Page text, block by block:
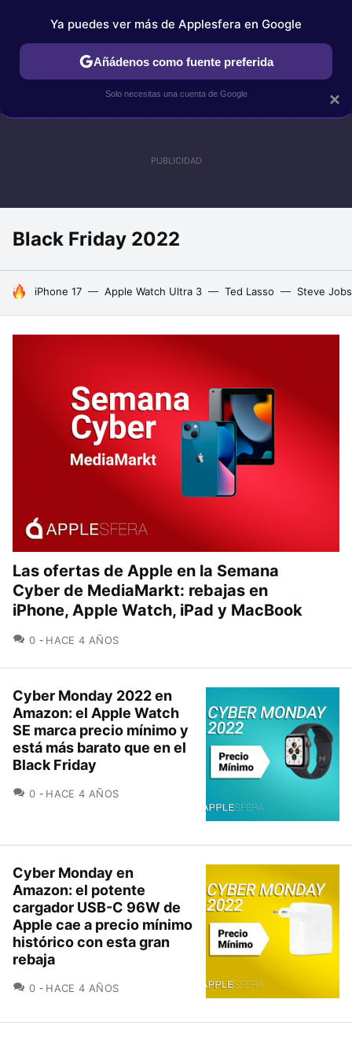
IPHONE TUTORIALES APPLESFERA SELECCIÓN
Black Friday 2022
HOY SE HABLA DE
iPhone 17 Apple Watch Ultra 3 Ted Lasso Steve Jobs
Las ofertas de Apple en la Semana
Cyber de MediaMarkt: rebajas en
iPhone, Apple Watch, iPad y MacBook
0 COMENTARIOS
HACE 4 AÑOS
Cyber Monday 2022 en
Amazon: el Apple Watch
SE marca precio mínimo y
está más barato que en el
Black Friday
0 COMENTARIOS
HACE 4 AÑOS
Cyber Monday en
Amazon: el potente
cargador USB-C 96W de
Apple cae a precio mínimo
histórico con esta gran
rebaja
0 COMENTARIOS
HACE 4 AÑOS
×
Ya puedes ver más de Applesfera en Google
Añádenos como fuente preferida
Solo necesitas una cuenta de Google